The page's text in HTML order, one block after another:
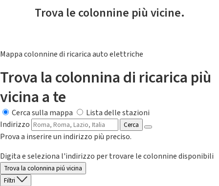
Trova le colonnine più vicine.
Mappa colonnine di ricarica auto elettriche
Trova la colonnina di ricarica più
vicina a te
Cerca sulla mappa
Lista delle stazioni
Indirizzo
Cerca
Prova a inserire un indirizzo più preciso.
Digita e seleziona l'indirizzo per trovare le colonnine disponibili
Trova la colonnina piú vicina
Filtri